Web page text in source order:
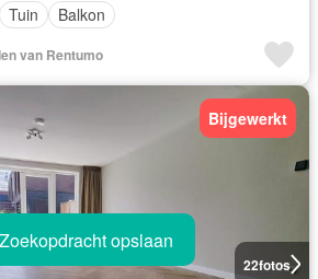
Tuin Balkon
van Rentumo
22fotos
Bijgewerkt
Zoekopdracht opslaan